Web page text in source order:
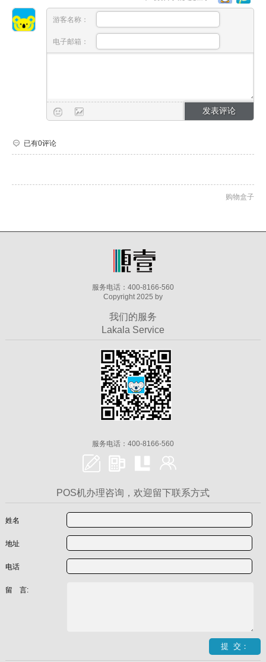
游客名称：
电子邮箱：
已有0评论
购物盒子
服务电话：400-8166-560
Copyright 2025 by
我们的服务
Lakala Service
服务电话：400-8166-560
POS机办理咨询，欢迎留下联系方式
姓名
地址
电话
留 言: